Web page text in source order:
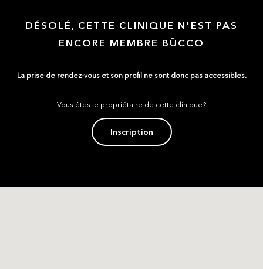
DÉSOLÉ, CETTE CLINIQUE N'EST PAS
ENCORE MEMBRE BÜCCO
La prise de rendez-vous et son profil ne sont donc pas accessibles.
Vous êtes le propriétaire de cette clinique?
Inscription